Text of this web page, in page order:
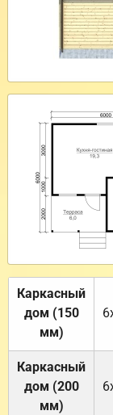
Каркасный
дом (150
мм)
Каркасный
дом (200
мм)